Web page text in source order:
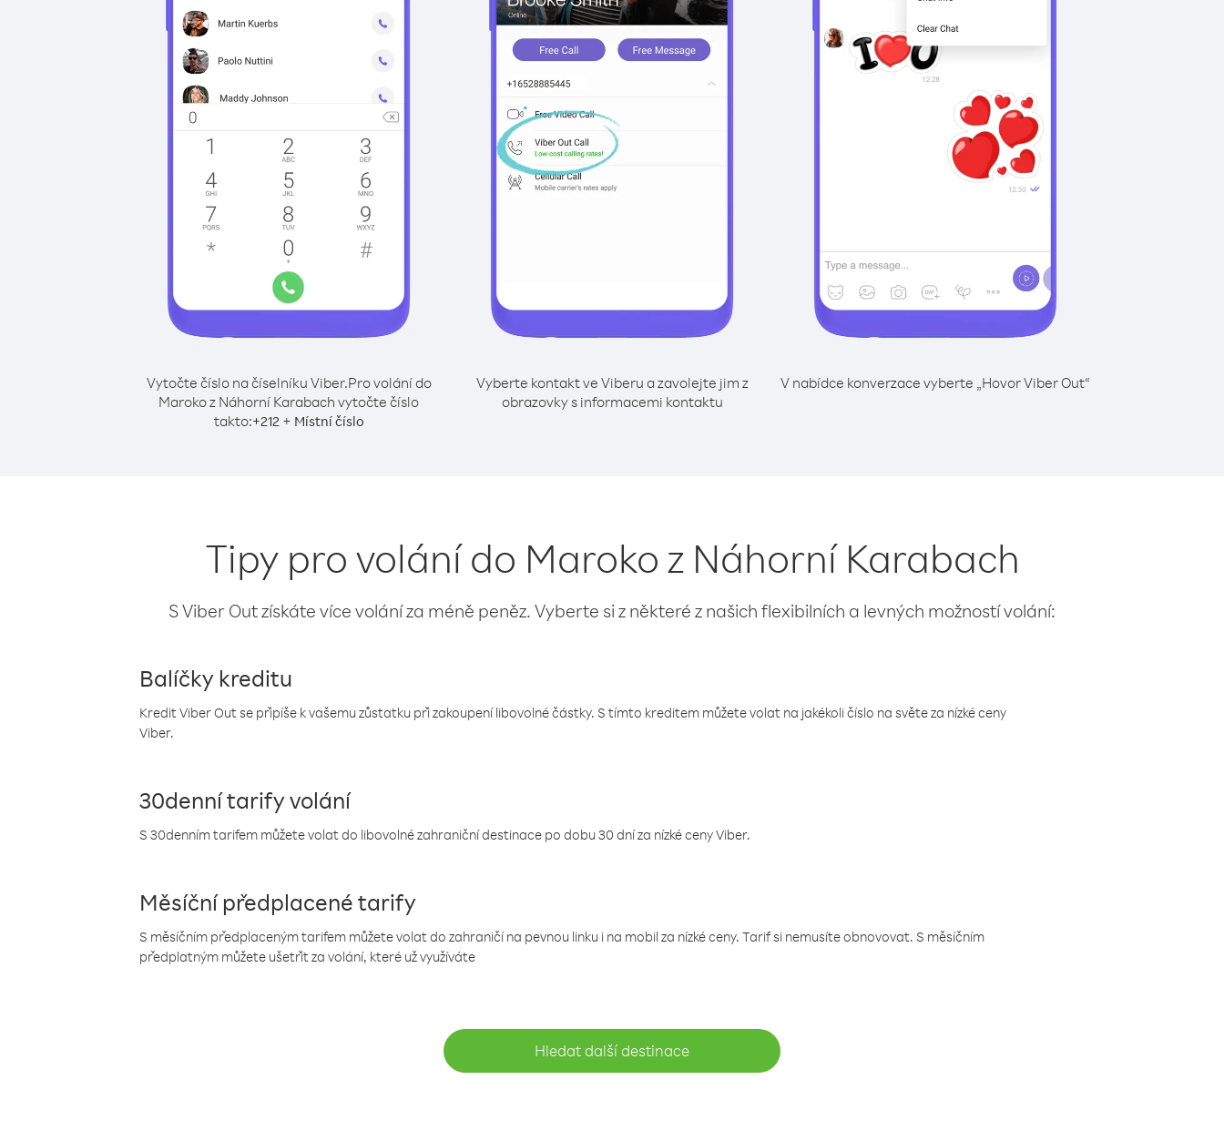
Vytočte číslo na číselníku Viber.Pro volání do
Maroko z Náhorní Karabach vytočte číslo
takto:+212+ Místní číslo
Vyberte kontakt ve Viberu a zavolejte jim z
obrazovky s informacemi kontaktu
V nabídce konverzace vyberte „Hovor Viber Out“
Tipy pro volání do Maroko z Náhorní Karabach
S Viber Out získáte více volání za méně peněz. Vyberte si z některé z našich flexibilních a levných možností volání:
Balíčky kreditu
Kredit Viber Out se připíše k vašemu zůstatku při zakoupení libovolné částky. S tímto kreditem můžete volat na jakékoli číslo na světe za nízké ceny
Viber.
30denní tarify volání
S 30denním tarifem můžete volat do libovolné zahraniční destinace po dobu 30 dní za nízké ceny Viber.
Měsíční předplacené tarify
S měsíčním předplaceným tarifem můžete volat do zahraničí na pevnou linku i na mobil za nízké ceny. Tarif si nemusíte obnovovat. S měsíčním
předplatným můžete ušetřit za volání, které už využíváte
Hledat další destinace